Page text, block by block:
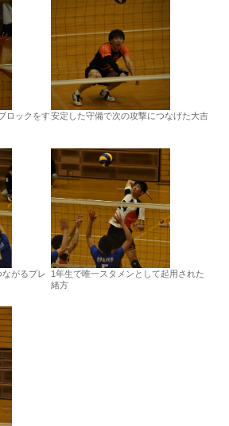
ロックをす安定した守備で次の攻撃につなげた大吉
がるプレ
1年生で唯一スタメンとして起用された
緒方